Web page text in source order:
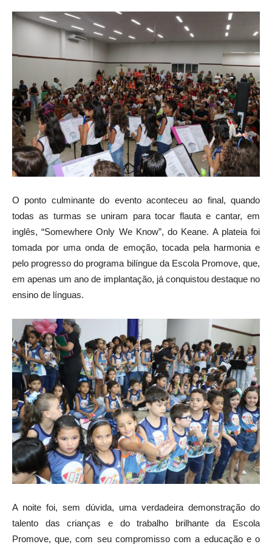
O ponto culminante do evento aconteceu ao final, quando
todas as turmas se uniram para tocar flauta e cantar, em
inglês, “Somewhere Only We Know”, do Keane. A plateia foi
tomada por uma onda de emoção, tocada pela harmonia e
pelo progresso do programa bilíngue da Escola Promove, que,
em apenas um ano de implantação, já conquistou destaque no
ensino de línguas.
A noite foi, sem dúvida, uma verdadeira demonstração do
talento das crianças e do trabalho brilhante da Escola
Promove, que, com seu compromisso com a educação e o